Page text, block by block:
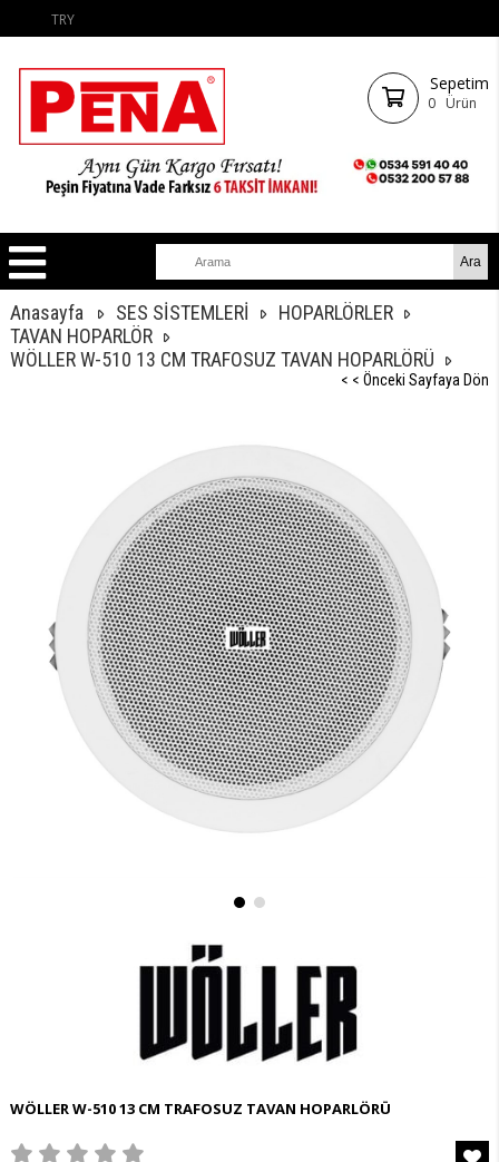
TRY
Sepetim
0 Ürün
Anasayfa SES SİSTEMLERİ
HOPARLÖRLER
TAVAN HOPARLÖR
WÖLLER W-510 13 CM TRAFOSUZ TAVAN HOPARLÖRÜ
< < Önceki Sayfaya Dön
WÖLLER W-510 13 CM TRAFOSUZ TAVAN HOPARLÖRÜ